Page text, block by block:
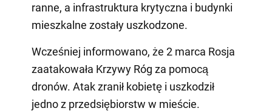
ranne, a infrastruktura krytyczna i budynki
mieszkalne zostały uszkodzone.
Wcześniej informowano, że 2 marca Rosja
zaatakowała Krzywy Róg za pomocą
dronów. Atak zranił kobietę i uszkodził
jedno z przedsiębiorstw w mieście.